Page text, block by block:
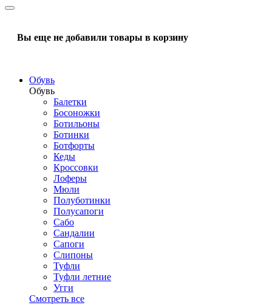
Вы еще не добавили товары в корзину
Обувь
Обувь
Балетки
Босоножки
Ботильоны
Ботинки
Ботфорты
Кеды
Кроссовки
Лоферы
Мюли
Полуботинки
Полусапоги
Сабо
Сандалии
Сапоги
Слипоны
Туфли
Туфли летние
Угги
Смотреть все